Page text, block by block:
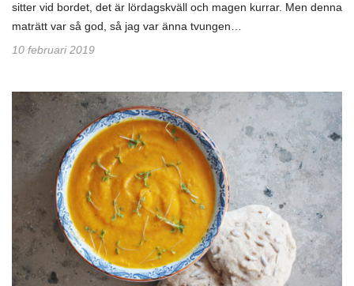
sitter vid bordet, det är lördagskväll och magen kurrar. Men denna
maträtt var så god, så jag var änna tvungen…
10 februari 2019